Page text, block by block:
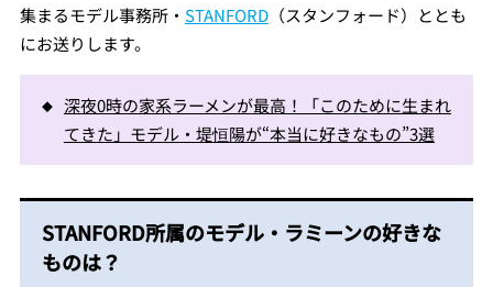
集まるモデル事務所・ STANFORD（スタンフォード）ととも
にお送りします。
深夜0時の家系ラーメンが最高！「このために生まれ
てきた」モデル・堤恒陽が“本当に好きなもの”3選
STANFORD所属のモデル・ラミーンの好きな
ものは？